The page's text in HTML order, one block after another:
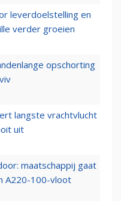
leverdoelstelling en
verder groeien
opschorting
langste vrachtvlucht
uit
maatschappij gaat
A220-100-vloot